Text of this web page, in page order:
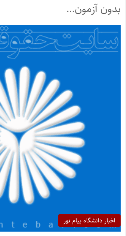
بدون آزمون…
اخبار دانشگاه پیام نور